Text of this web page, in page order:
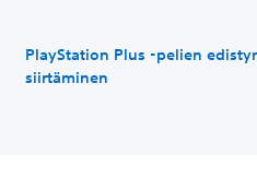
PlayStation Plus -pelien
siirtäminen